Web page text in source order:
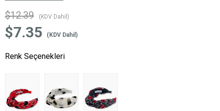
$12.39 (KDV Dahil)
$7.35 (KDV Dahil)
Renk Seçenekleri